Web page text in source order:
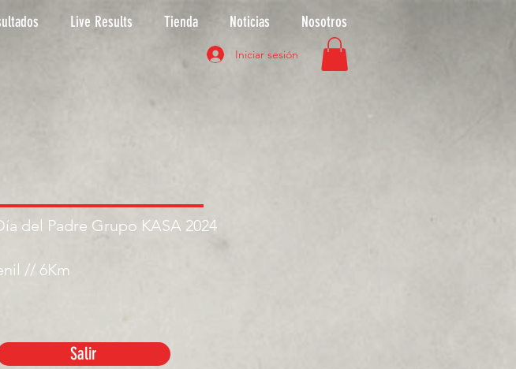
Live Results Tienda Noticias Nosotros
Iniciar sesión
del Padre Grupo KASA 2024
// 6Km
Salir